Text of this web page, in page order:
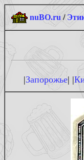
nuBO.ru /
|Запорожье| |